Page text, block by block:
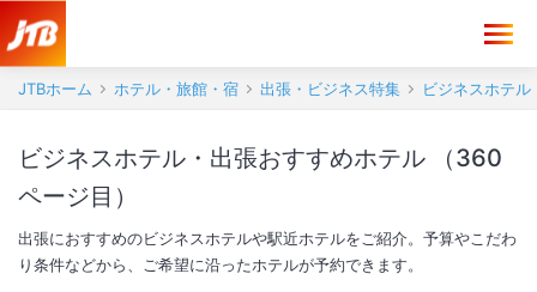
JTBホーム ホテル・旅館・宿 出張・ビジネス特集 ビジネスホテ
ビジネスホテル・出張おすすめホテル （360
ページ目）
出張におすすめのビジネスホテルや駅近ホテルをご紹介。予算やこだわ
り条件などから、ご希望に沿ったホテルが予約できます。